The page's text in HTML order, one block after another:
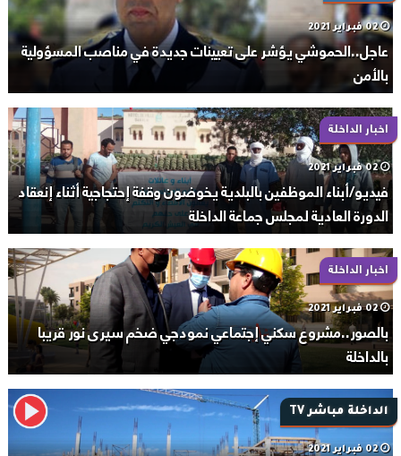
02 فبراير 2021
عاجل..الحموشي يؤشر على تعيينات جديدة في مناصب المسؤولية
بالأمن
اخبار الداخلة
02 فبراير 2021
فيديو/أبناء الموظفين بالبلدية يخوضون وقفة إحتجاجية أثناء إنعقاد
الدورة العادية لمجلس جماعة الداخلة
اخبار الداخلة
02 فبراير 2021
بالصور..مشروع سكني إجتماعي نمودجي ضخم سيرى نور قريبا
بالداخلة
الداخلة مباشر TV
02 فبراير 2021